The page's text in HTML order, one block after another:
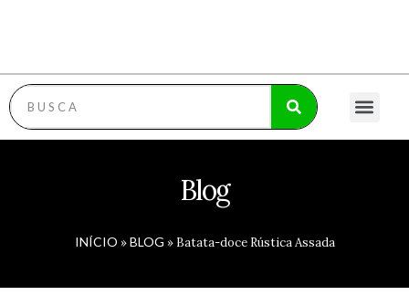
Blog
INÍCIO »BLOG » Batata-doce Rústica Assada